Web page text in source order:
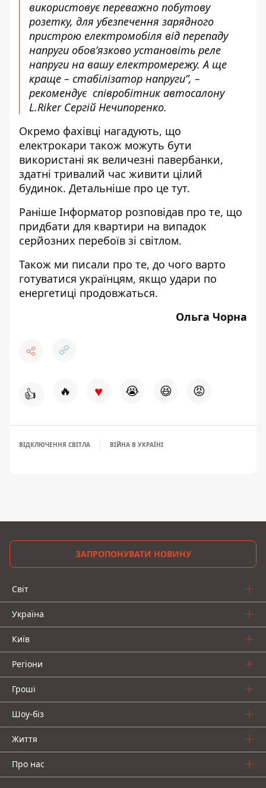
використовує переважно побутову
розетку, для убезпечення зарядного
пристрою електромобіля від перепаду
напруги обов’язково установіть реле
напруги на вашу електромережу. А ще
краще – стабілізатор напруги”, –
рекомендує співробітник автосалону
L.Riker Сергій Нечипоренко.
Окремо фахівці нагадують, що
електрокари також можуть бути
використані як величезні павербанки,
здатні тривалий час живити цілий
будинок. Детальніше про це тут.
Раніше Інформатор розповідав про те, що
придбати для квартири на випадок
серйозних перебоїв зі світлом.
Також ми писали про те, до чого варто
готуватися українцям, якщо удари по
енергетиці продовжаться.
Ольга Чорна
👍 🔥 ♥ 😭 😆 😡
ВІДКЛЮЧЕННЯ СВІТЛА ВІЙНА В УКРАЇНІ
ЗАПРОПОНУВАТИ НОВИНУ
Світ
Україна
Київ
Регіони
Гроші
Шоу-біз
Життя
Про нас